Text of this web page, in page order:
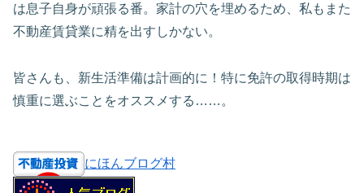
は息子自身が頑張る番。家計の穴を埋めるため、私もまた
不動産賃貸業に精を出すしかない。
皆さんも、新生活準備は計画的に！特に免許の取得時期は
慎重に選ぶことをオススメする……。
にほんブログ村